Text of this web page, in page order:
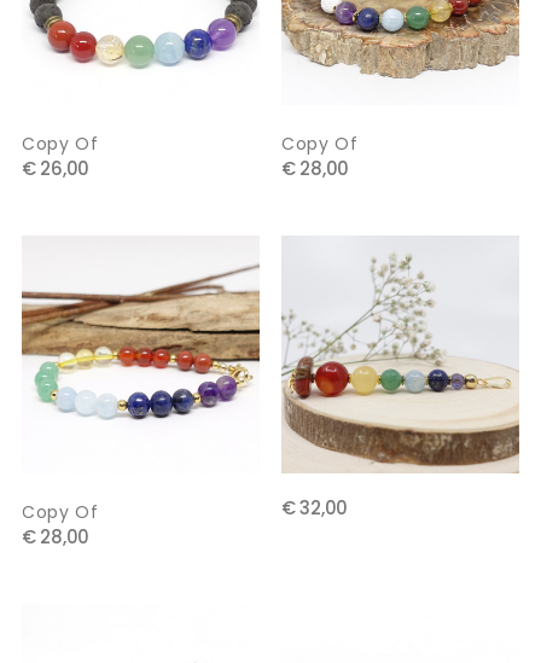
Copy Of
€ 26,00
Copy Of
€ 28,00
Copy Of
€ 28,00
€ 32,00